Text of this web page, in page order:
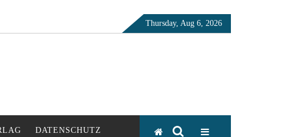
Thursday, Aug 6, 2026
DATENSCHUTZ